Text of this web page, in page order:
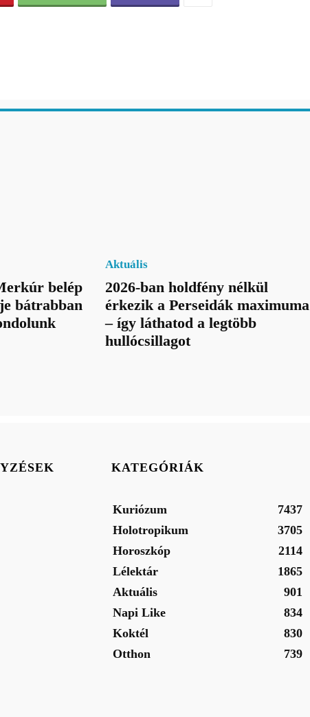
belép
bátrabban
Aktuális
2026-ban holdfény nélkül
érkezik a Perseidák maximuma
– így láthatod a legtöbb
hullócsillagot
KATEGÓRIÁK
Kuriózum
7437
Holotropikum
3705
Horoszkóp
2114
Lélektár
1865
Aktuális
901
Napi Like
834
Koktél
830
Otthon
739